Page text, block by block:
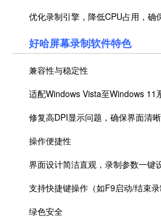
优化录制引擎，降低CPU占用，确
好哈屏幕录制软件特色
兼容性与稳定性
适配Windows Vista至Windows 11
修复高DPI显示问题，确保界面清晰
操作便捷性
界面设计简洁直观，录制参数一键
支持快捷键操作（如F9启动/结束录
绿色安全